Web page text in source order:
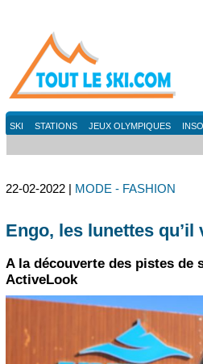
SKI STATIONS JEUX OLYMPIQUES
22-02-2022 | MODE - FASHION
Engo, les lunettes qu’il
A la découverte des pistes de
ActiveLook